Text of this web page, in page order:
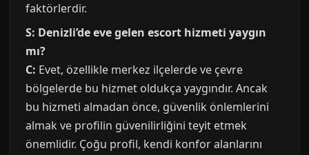
faktörlerdir.
S: Denizli’de eve gelen escort hizmeti yaygın
mı?
C: Evet, özellikle merkez ilçelerde ve çevre
bölgelerde bu hizmet oldukça yaygındır. Ancak
bu hizmeti almadan önce, güvenlik önlemlerini
almak ve profilin güvenilirliğini teyit etmek
önemlidir. Çoğu profil, kendi konfor alanlarını